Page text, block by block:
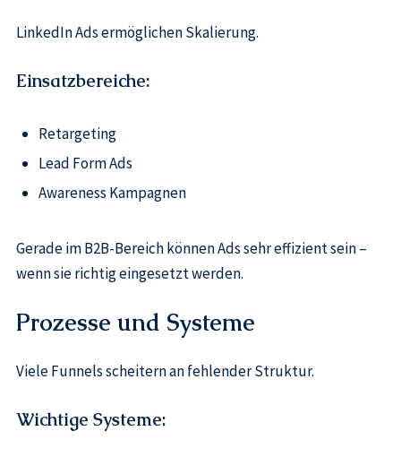
LinkedIn Ads ermöglichen Skalierung.
Einsatzbereiche:
Retargeting
Lead Form Ads
Awareness Kampagnen
Gerade im B2B-Bereich können Ads sehr effizient sein –
wenn sie richtig eingesetzt werden.
Prozesse und Systeme
Viele Funnels scheitern an fehlender Struktur.
Wichtige Systeme: